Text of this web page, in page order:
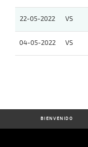
22-05-2022 VS
04-05-2022 VS
BIENVENIDO